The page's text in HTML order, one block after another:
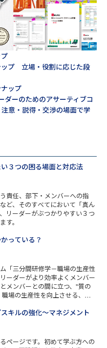
ップ 立場・役割に応じた段
ップ
ダーのためのアサーティブコ
意・説得・交渉の場面で学
３つの困る場面と対応法
責任、部下・メンバーへの指
ど、そのすべてにおいて「真ん
リーダーがぶつかりやすい３つ
す。
っている？
「三分間研修学－職場の生産性
ーダーがより効率よくメンバー
メンバーとの間に立つ、"質の
場の生産性を向上させる、中
。キルの強化～マネジメント
ページです。初めて学ぶ方への